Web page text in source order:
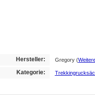
Hersteller: Gregory (
Kategorie: